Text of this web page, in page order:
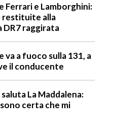
Ferrari e Lamborghini:
restituite alla
DR7 raggirata
va a fuoco sulla 131, a
il conducente
La Maddalena:
certa che mi